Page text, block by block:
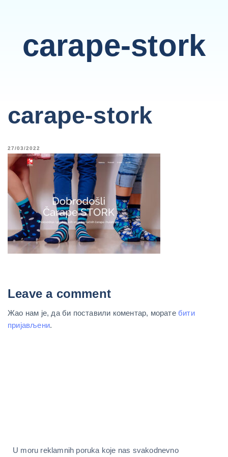
carape-stork
carape-stork
27/03/2022
Leave a comment
Жао нам је, да би поставили коментар, морате бити
пријављени.
U moru reklamnih poruka koje nas svakodnevno